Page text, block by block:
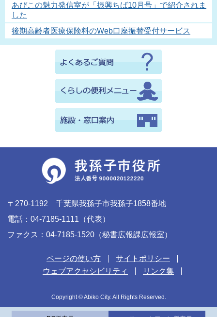
あびこの魅力発信室が「振興ちば10月号」で紹介されま
した
後期高齢者医療保険料のWeb口座振替受付サービス
〒270-1192 千葉県我孫子市我孫子1858番地
電話：04-7185-1111（代表）
ファクス：04-7185-1520（秘書広報課広報室）
ページの使い方
サイトポリシー
ウェブアクセシビリティ
リンク集
Copyright © Abiko City. All Rights Reserved.